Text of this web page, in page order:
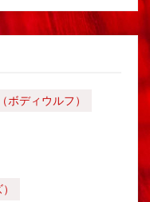
ボディウルフ）